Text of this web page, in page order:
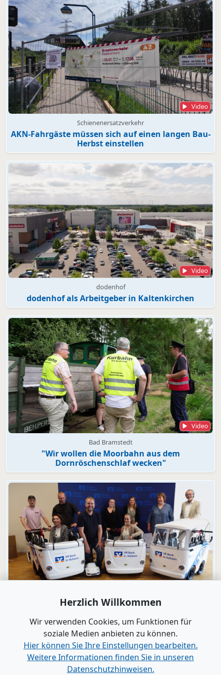
Video
Schienenersatzverkehr
AKN-Fahrgäste müssen sich auf einen langen Bau-
Herbst einstellen
Video
dodenhof
dodenhof als Arbeitgeber in Kaltenkirchen
Video
Bad Bramstedt
"Wir wollen die Moorbahn aus dem
Dornröschenschlaf wecken"
Engagement
VR Bank in Holstein macht KiTas mobil!
Alle Videos anzeigen
Herzlich Willkommen
Wir verwenden Cookies, um Funktionen für
soziale Medien anbieten zu können.
Hier können Sie Ihre Einstellungen bearbeiten.
Weitere Informationen finden Sie in unseren
Datenschutzhinweisen.